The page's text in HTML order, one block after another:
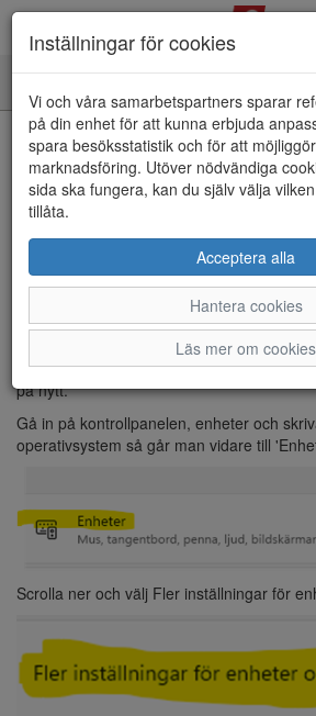
navigation
Hem
Artiklar Butikssystemet
Etikettskrivare PC43 och PC45
Etikettskrivare PC43
Marie Nave
Etikettskrivare PC43 och PC45
Om etikettskrivaren börjar krångla, så
sladdar och stänga av och på skrivaren.
skrivaren blir ominstallerad i Windows och
på nytt.
Gå in på kontrollpanelen, enheter och
operativsystem så går man vidare till
Scrolla ner och välj Fler inställningar för
Inställningar för cookies
Vi och våra samarbetspartners sparar
på din enhet för att kunna erbjuda
spara besöksstatistik och för att
marknadsföring. Utöver nödvändiga
sida ska fungera, kan du själv välja
tillåta.
Acceptera alla
Hantera cookies
Läs mer om cookies